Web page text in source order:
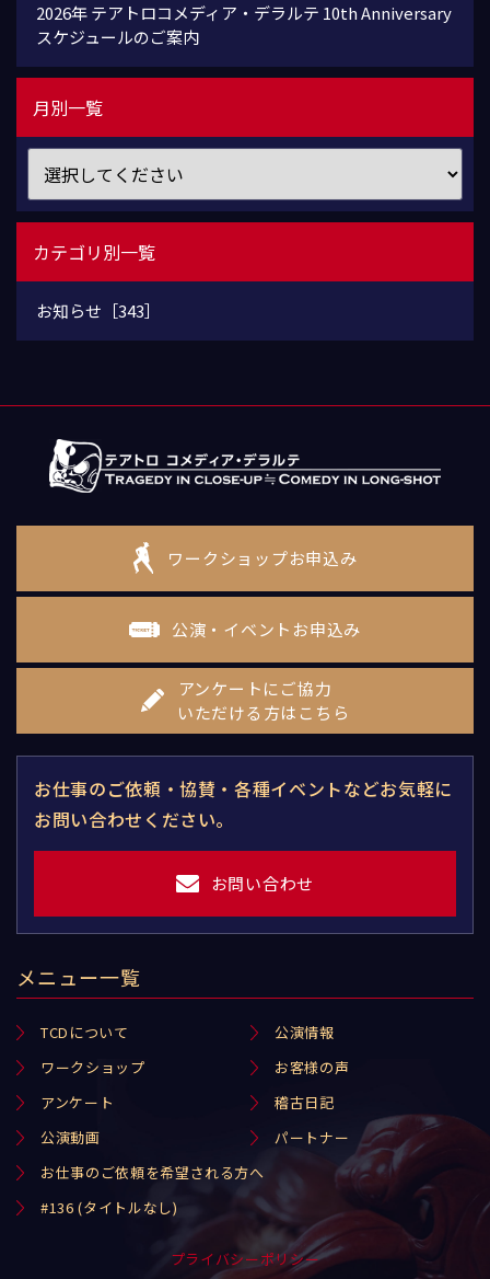
2026年 テアトロコメディア・デラルテ 10th Anniversary
スケジュールのご案内
月別一覧
カテゴリ別一覧
お知らせ［343］
ワークショップお申込み
公演・イベントお申込み
アンケートにご協力
いただける方はこちら
お仕事のご依頼・協賛・各種イベントなどお気軽に
お問い合わせください。
お問い合わせ
メニュー一覧
TCDについて
公演情報
ワークショップ
お客様の声
アンケート
稽古日記
公演動画
パートナー
お仕事のご依頼を希望される方へ
#136 (タイトルなし)
プライバシーポリシー